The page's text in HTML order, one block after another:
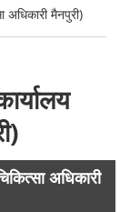
अधिकारी मैनपुरी)
अधिकारी